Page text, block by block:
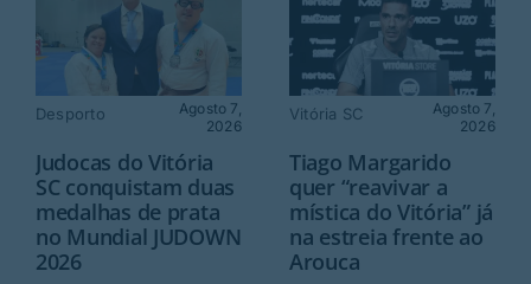
Desporto
Agosto 7,
2026
Judocas do Vitória
SC conquistam duas
medalhas de prata
no Mundial JUDOWN
2026
Vitória SC
Agosto 7,
2026
Tiago Margarido
quer “reavivar a
mística do Vitória” já
na estreia frente ao
Arouca